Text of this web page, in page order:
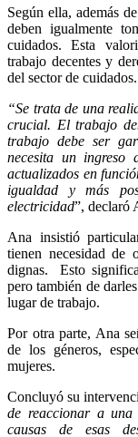
Según ella, además
deben igualmente
cuidados. Esta
trabajo decentes y
del sector de cuidados.
“Se trata de una
crucial. El trabajo
trabajo debe ser
necesita un ingreso
actualizados en
igualdad y más
electricidad”, declaró
Ana insistió
tienen necesidad de
dignas. Esto
pero también de
lugar de trabajo.
Por otra parte, Ana
de los géneros,
mujeres.
Concluyó su
de reaccionar a
causas de esas